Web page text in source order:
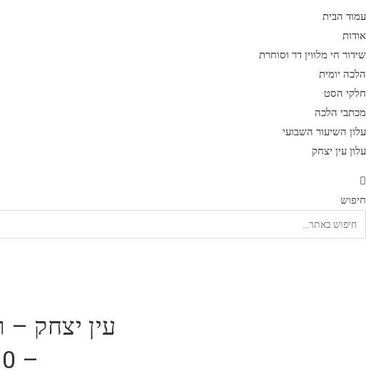
עמוד הבית
אודות
שידור חי מלווין דר וסוחרת
הלכה יומית
חלקי הסט
מכתבי הלכה
עלון השיעור השבועי
עלון עין יצחק
חיפוש
עין יצחק
– 370 – כתיבה: הרב מרדכי גור